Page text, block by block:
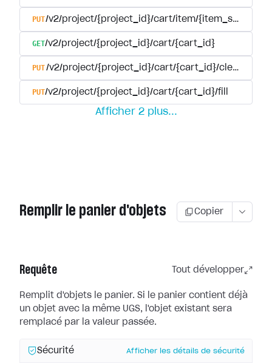
PUT/v2/project/{project_id}/cart/item/{item_sku}
GET/v2/project/{project_id}/cart/{cart_id}
PUT/v2/project/{project_id}/cart/{cart_id}/clear
PUT/v2/project/{project_id}/cart/{cart_id}/fill
Afficher 2 plus...
Remplir le panier d'objets Copier
Requête Tout développer
Remplit d'objets le panier. Si le panier contient déjà
un objet avec la même UGS, l'objet existant sera
remplacé par la valeur passée.
Sécurité Afficher les détails de sécurité